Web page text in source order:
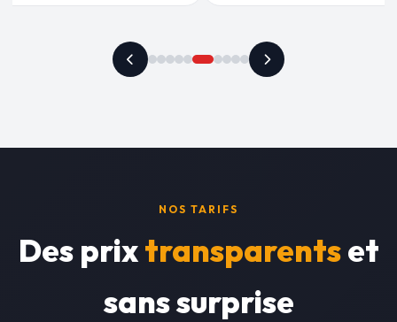
NOS TARIFS
Des prixtransparentset
sans surprise